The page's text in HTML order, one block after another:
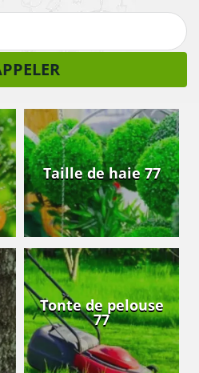
Taille de haie 77
Tonte de pelouse
77